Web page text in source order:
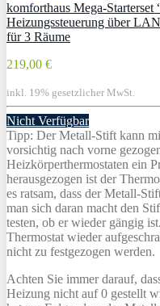
komforthaus Mega-
Heizungssteuerung über
für 3 Räume
219,00 €
inkl. 19% gesetzlicher MwSt.
Nicht Verfügbar
Tipp: Der Metall-Stift kann
vorsichtig nach vorne
Heizkörperthermostaten ein
herausgezogen ist der
es ratsam, dass der Metall-
man sich daran macht den
testen, ob er wieder gängig
Thermostat wieder
nicht zu festgezogen werden.
Achten Sie immer darauf,
Heizung nicht auf 0 gestellt